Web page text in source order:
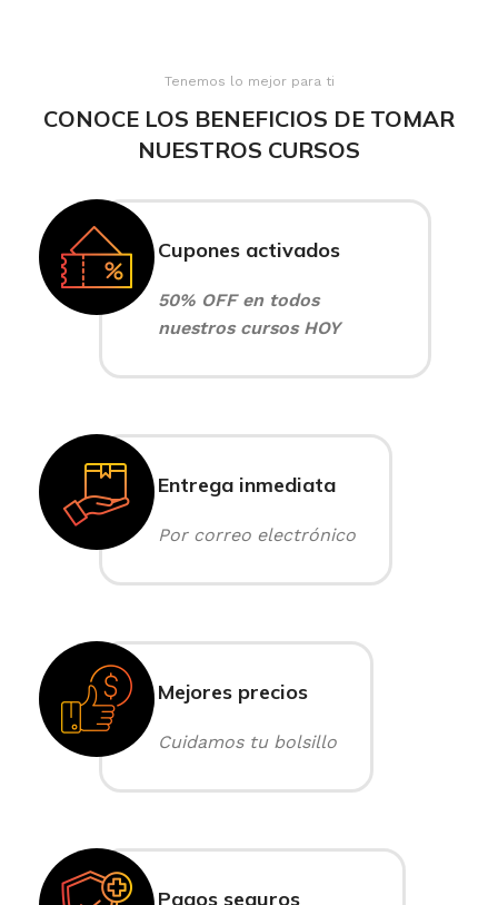
Tenemos lo mejor para ti
CONOCE LOS BENEFICIOS DE TOMAR
NUESTROS CURSOS
Cupones activados
50% OFF en todos
nuestros cursos HOY
Entrega inmediata
Por correo electrónico
Mejores precios
Cuidamos tu bolsillo
Pagos seguros